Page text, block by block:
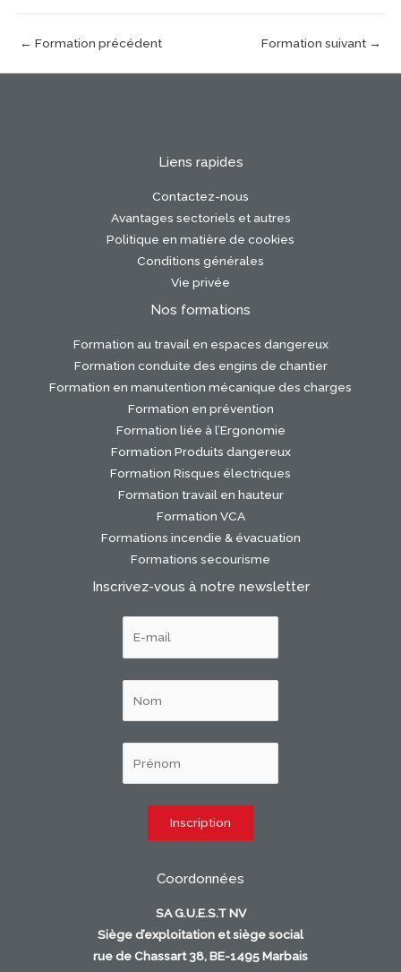
← Formation précédent Formation suivant →
Liens rapides
Contactez-nous
Avantages sectoriels et autres
Politique en matière de cookies
Conditions générales
Vie privée
Nos formations
Formation au travail en espaces dangereux
Formation conduite des engins de chantier
Formation en manutention mécanique des charges
Formation en prévention
Formation liée à l’Ergonomie
Formation Produits dangereux
Formation Risques électriques
Formation travail en hauteur
Formation VCA
Formations incendie & évacuation
Formations secourisme
Inscrivez-vous à notre newsletter
Coordonnées
SA G.U.E.S.T NV
Siège d’exploitation et siège social
rue de Chassart 38, BE-1495 Marbais